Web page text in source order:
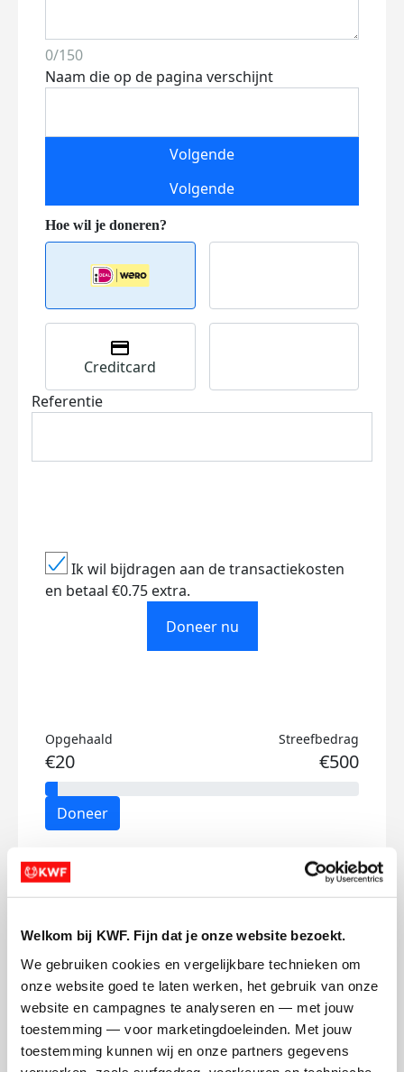
Welkom bij KWF. Fijn dat je onze website bezoekt.
We gebruiken cookies en vergelijkbare technieken om
onze website goed te laten werken, het gebruik van onze
website en campagnes te analyseren en — met jouw
toestemming — voor marketingdoeleinden. Met jouw
toestemming kunnen wij en onze partners gegevens
0/150
Naam die op de pagina verschijnt
Volgende
Volgende
Creditcard
Referentie
Ik wil bijdragen aan de transactiekosten
en betaal €0.75 extra.
Doneer nu
Opgehaald
€20
Streefbedrag
€500
Doneer